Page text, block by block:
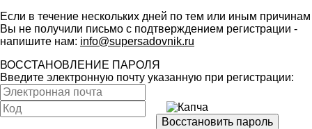
Если в течение нескольких дней по тем или иным причинам
Вы не получили письмо с подтверждением регистрации -
напишите нам: info@supersadovnik.ru
ВОССТАНОВЛЕНИЕ ПАРОЛЯ
Введите электронную почту указанную при регистрации: